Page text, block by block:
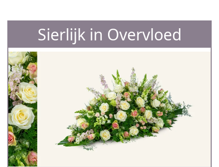
Sierlijk in Overvloed